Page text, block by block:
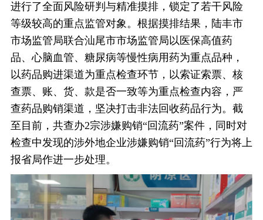
进行了全面风险研判与精准摸排，锁定了若干风险
等级较高的重点监管对象。根据摸排结果，陆丰市
市场监管局联合汕尾市市场监管局以医保高值药
品、心脑血管、糖尿病等慢性病用药为重点品种，
以药品购进渠道为重点检查环节，以索证索票、核
查票、账、货、款是否一致等为重点检查内容，严
查药品购销渠道，坚决打击非法回收药品行为。截
至目前，共查办2宗涉嫌购销“回流药”案件，同时对
检查中发现的涉外地企业涉嫌购销“回流药”行为将上
报省局作进一步处理。